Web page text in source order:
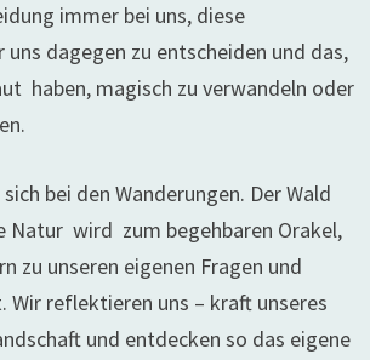
immer bei uns, diese
uns dagegen zu entscheiden und das,
haben, magisch zu verwandeln oder
bei den Wanderungen. Der Wald
Natur wird zum begehbaren Orakel,
zu unseren eigenen Fragen und
Wir reflektieren uns – kraft unseres
und entdecken so das eigene